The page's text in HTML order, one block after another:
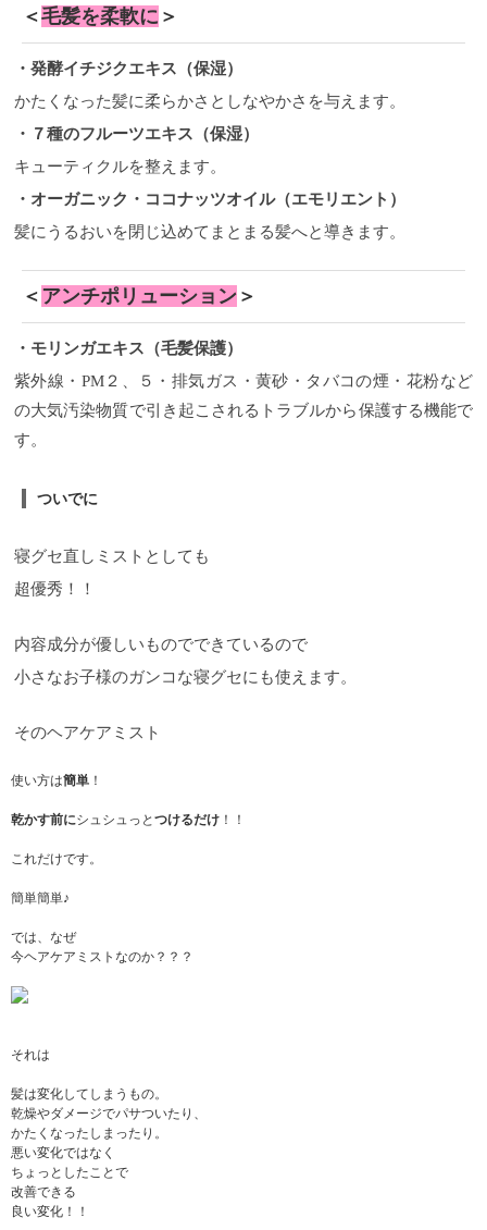
＜毛髪を柔軟に ＞
・発酵イチジクエキス（保湿）
かたくなった髪に柔らかさとしなやかさを与えます。
・７種のフルーツエキス（保湿）
キューティクルを整えます。
・オーガニック・ココナッツオイル（エモリエント）
髪にうるおいを閉じ込めてまとまる髪へと導きます。
＜ アンチポリューション ＞
・モリンガエキス（毛髪保護）
紫外線・PM２、５・排気ガス・黄砂・タバコの煙・花粉など
の大気汚染物質で引き起こされるトラブルから保護する機能で
す。
ついでに
寝グセ直しミストとしても
超優秀！！
内容成分が優しいものでできているので
小さなお子様のガンコな寝グセにも使えます。
そのヘアケアミスト
使い方は簡単 ！
乾かす前にシュシュっと つけるだけ ！！
これだけです。
簡単簡単♪
では、なぜ
今ヘアケアミストなのか？？？
それは
髪は変化してしまうもの。
乾燥やダメージでパサついたり、
かたくなったしまったり。
悪い変化ではなく
ちょっとしたことで
改善できる
良い変化！！